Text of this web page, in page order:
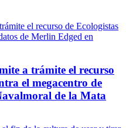
a trámite el recurso
el megacentro de
de la Mata